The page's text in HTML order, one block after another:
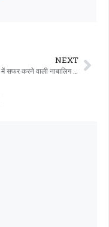
NEXT
एसटी बस में सफर करने वाली नाबालिग लड़की भी अब सुरक्षित नहीं: भिलोदा में एसटी ड्राइवर ने नाबालिग लड़की से रेप किया – एसटी ड्राइवर गिरफ्तार